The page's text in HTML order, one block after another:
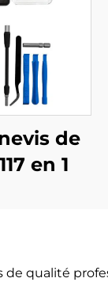
de
en 1
de qualité